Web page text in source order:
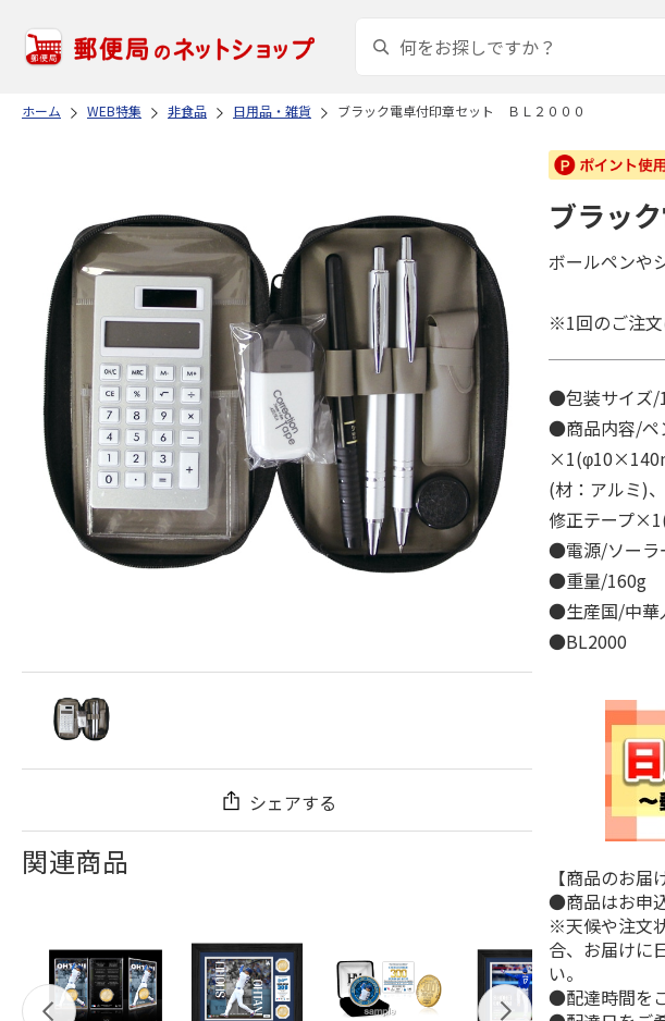
ホーム WEB特集 非食品 日用品・雑貨 ブラック電卓付印章セット ＢＬ２０００
シェアする
関連商品
ブラッ
ボールペンや
※1回のご注文
●包装サイズ
●商品内容/ペ
(材：アルミ)
修正テープ
●電源/ソー
●重量/160g
●生産国/中華
●BL2000
【商品のお届
●商品はお申
※天候や注文
合、お届けに
い。
●配達時間を